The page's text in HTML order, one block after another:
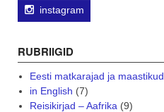
instagram
RUBRIIGID
Eesti matkarajad ja maastikud
in English (7)
Reisikirjad – Aafrika (9)